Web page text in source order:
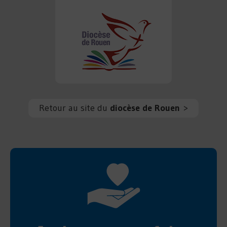
Retour au site du diocèse de Rouen >